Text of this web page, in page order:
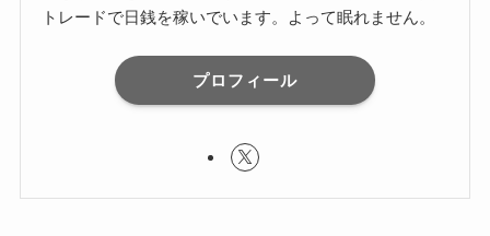
トレードで日銭を稼いでいます。よって眠れません。
プロフィール